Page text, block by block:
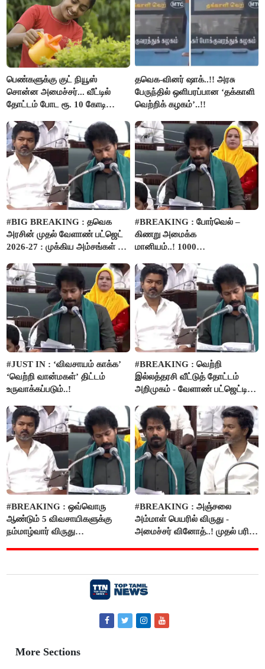
பெண்களுக்கு குட் நியூஸ்
சொன்ன அமைச்சர்... வீட்டில்
தோட்டம் போட ரூ. 10 கோடி
தவெக-வினர் ஷாக்..!! அரசு
பேருந்தில் ஒளிபரப்பான ‘தக்காளி
வெற்றிக் கழகம்’..!!
#BIG BREAKING : தவெக
அரசின் முதல் வேளாண் பட்ஜெட்
2026-27 : முக்கிய அம்சங்கள் ஓர்
#BREAKING : போர்வெல் –
கிணறு அமைக்க
மானியம்..! 1000
பம்புசெட் வழங்கப்படும்..!
#JUST IN : ‘விவசாயம் காக்க’
‘வெற்றி வான்மகள்’ திட்டம்
உருவாக்கப்படும்..!
#BREAKING : வெற்றி
இல்லத்தரசி வீட்டுத் தோட்டம்
அறிமுகம் - வேளாண் பட்ஜெட்டில்
#BREAKING : ஒவ்வொரு
ஆண்டும் 5 விவசாயிகளுக்கு
நம்மாழ்வார் விருது
#BREAKING : அஞ்சலை
அம்மாள் பெயரில் விருது -
அமைச்சர் வினோத்..! முதல் பரிசு
More Sections